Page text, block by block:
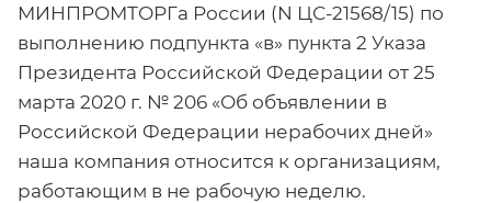
МИНПРОМТОРГа России (N ЦС-21568/15) по
выполнению подпункта «в» пункта 2 Указа
Президента Российской Федерации от 25
марта 2020 г. № 206 «Об объявлении в
Российской Федерации нерабочих дней»
наша компания относится к организациям,
работающим в не рабочую неделю.